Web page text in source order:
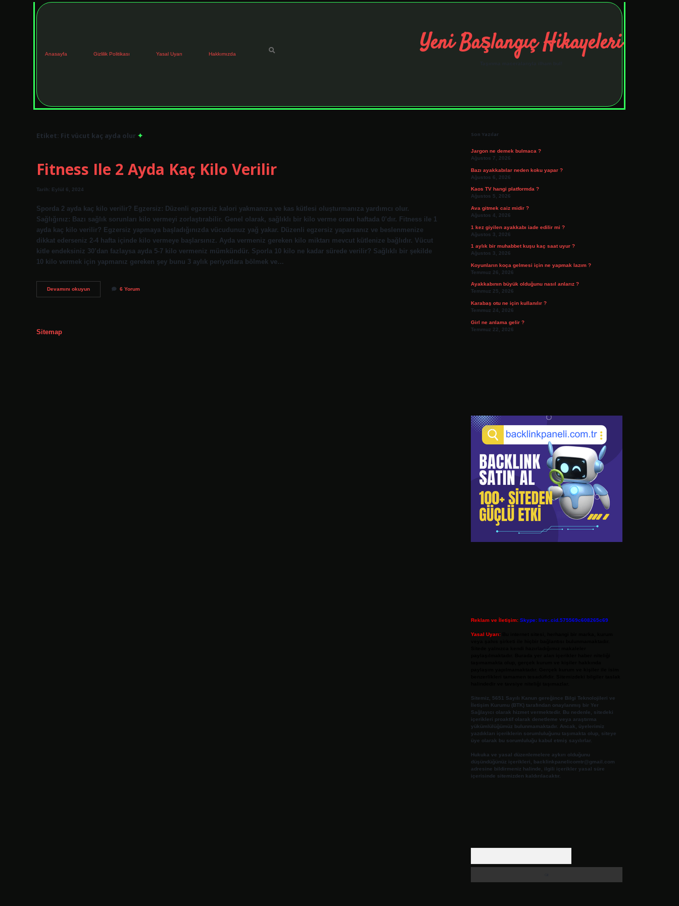
Anasayfa Gizlilik Politikası Yasal Uyarı Hakkımızda Yeni Başlangıç Hikayeleri
Etiket: Fit vücut kaç ayda olur
Fitness Ile 2 Ayda Kaç Kilo Verilir
Tarih: Eylül 6, 2024
Sporda 2 ayda kaç kilo verilir? Egzersiz: Düzenli egzersiz kalori yakmanıza ve kas kütlesi oluşturmanıza yardımcı olur.
Sağlığınız: Bazı sağlık sorunları kilo vermeyi zorlaştırabilir. Genel olarak, sağlıklı bir kilo verme oranı haftada 0’dır. Fitness ile 1
ayda kaç kilo verilir? Egzersiz yapmaya başladığınızda vücudunuz yağ yakar. Düzenli egzersiz yaparsanız ve beslenmenize
dikkat ederseniz 2-4 hafta içinde kilo vermeye başlarsınız. Ayda vermeniz gereken kilo miktarı mevcut kütlenize bağlıdır. Vücut
kitle endeksiniz 30’dan fazlaysa ayda 5-7 kilo vermeniz mümkündür. Sporla 10 kilo ne kadar sürede verilir? Sağlıklı bir şekilde
10 kilo vermek için yapmanız gereken şey bunu 3 aylık periyotlara bölmek ve…
Devamını okuyunFitness
Ile
6 Yorum
Sitemap
Son Yazılar
Jargon ne demek bulmaca ?
Ağustos 7, 2026
Bazı ayakkabılar neden koku yapar ?
Ağustos 6, 2026
Kaos TV hangi platformda ?
Ağustos 5, 2026
Ava gitmek caiz midir ?
Ağustos 4, 2026
1 kez giyilen ayakkabı iade edilir mi ?
Ağustos 3, 2026
1 aylık bir muhabbet kuşu kaç saat uyur ?
Ağustos 3, 2026
Koyunların koça gelmesi için ne yapmak lazım ?
Temmuz 26, 2026
Ayakkabının büyük olduğunu nasıl anlarız ?
Temmuz 25, 2026
Karabaş otu ne için kullanılır ?
Temmuz 24, 2026
Girl ne anlama gelir ?
Temmuz 22, 2026
Reklam ve İletişim: Skype: live:.cid.575569c608265c69
Yasal Uyarı:
Sitemiz, 5651 Sayılı Kanun gereğince Bilgi Teknolojileri ve
İletişim Kurumu (BTK) tarafından onaylanmış bir Yer
Sağlayıcı olarak hizmet vermektedir. Bu nedenle, sitedeki
içerikleri proaktif olarak denetleme veya araştırma
yükümlülüğümüz bulunmamaktadır. Ancak, üyelerimiz
yazdıkları içeriklerin sorumluluğunu taşımakta olup, siteye
üye olarak bu sorumluluğu kabul etmiş sayılırlar.
Hukuka ve yasal düzenlemelere aykırı olduğunu
düşündüğünüz içerikleri,
backlinkpanelicomtr@gmail.com
adresine bildirmeniz halinde, ilgili içerikler yasal süre
içerisinde sitemizden kaldırılacaktır.
tulipbetelexbett.net